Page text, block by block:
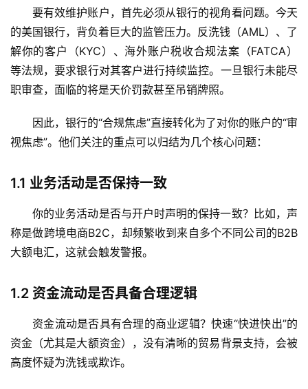
要有效维护账户，首先必须从银行的视角看问题。今天
的美国银行，背负着巨大的监管压力。反洗钱（AML）、了
解你的客户（KYC）、海外账户税收合规法案（FATCA）
等法规，要求银行对其客户进行持续监控。一旦银行未能尽
职审查，面临的将是天价罚款甚至吊销牌照。
因此，银行的“合规焦虑”直接转化为了对你的账户的“审
视焦虑”。他们关注的重点可以归结为几个核心问题：
1.1 业务活动是否保持一致
你的业务活动是否与开户时声明的保持一致？比如，声
称是做跨境电商B2C，却频繁收到来自多个不同公司的B2B
大额电汇，这就会触发警报。
1.2 资金流动是否具备合理逻辑
资金流动是否具有合理的商业逻辑？快速“快进快出”的
资金（尤其是大额资金），没有清晰的贸易背景支持，会被
高度怀疑为洗钱或欺诈。